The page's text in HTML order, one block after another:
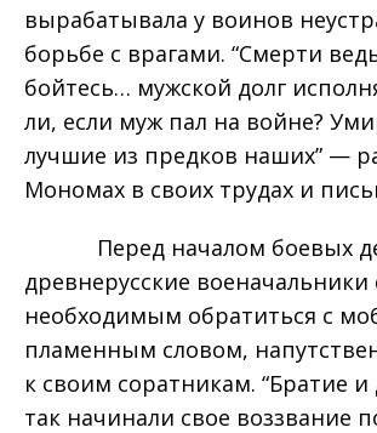
вырабатывала у воинов
борьбе с врагами. “Смерти
бойтесь… мужской долг
ли, если муж пал на войне?
лучшие из предков наших” —
Мономах в своих трудах и
Перед началом боевых
древнерусские военачальники
необходимым обратиться с
пламенным словом,
к своим соратникам. “Братие
так начинали свое воззвание